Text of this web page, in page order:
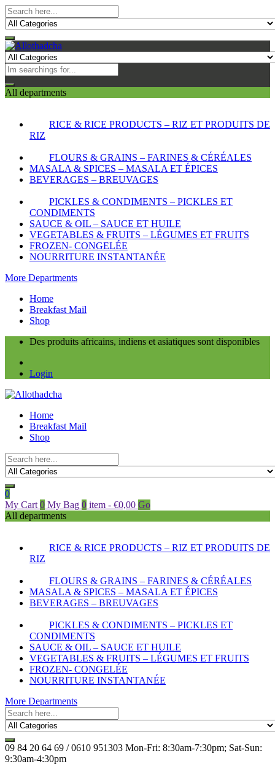
All departments
RICE & RICE PRODUCTS – RIZ ET PRODUITS DE
RIZ
FLOURS & GRAINS – FARINES & CÉRÉALES
MASALA & SPICES – MASALA ET ÉPICES
BEVERAGES – BREUVAGES
PICKLES & CONDIMENTS – PICKLES ET
CONDIMENTS
SAUCE & OIL – SAUCE ET HUILE
VEGETABLES & FRUITS – LÉGUMES ET FRUITS
FROZEN- CONGELÉE
NOURRITURE INSTANTANÉE
More Departments
Home
Breakfast Mail
Shop
Des produits africains, indiens et asiatiques sont disponibles
Login
Home
Breakfast Mail
Shop
0
My Cart 0 My Bag 0 item - €0,00 Go
All departments
RICE & RICE PRODUCTS – RIZ ET PRODUITS DE
RIZ
FLOURS & GRAINS – FARINES & CÉRÉALES
MASALA & SPICES – MASALA ET ÉPICES
BEVERAGES – BREUVAGES
PICKLES & CONDIMENTS – PICKLES ET
CONDIMENTS
SAUCE & OIL – SAUCE ET HUILE
VEGETABLES & FRUITS – LÉGUMES ET FRUITS
FROZEN- CONGELÉE
NOURRITURE INSTANTANÉE
More Departments
09 84 20 64 69 / 0610 951303 Mon-Fri: 8:30am-7:30pm; Sat-Sun:
9:30am-4:30pm